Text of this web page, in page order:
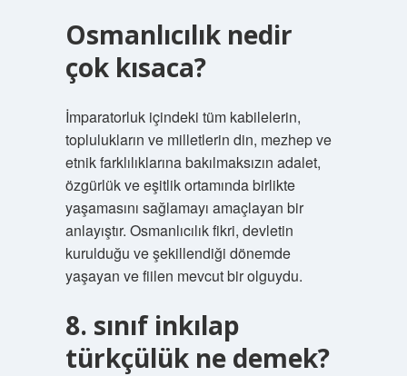
Osmanlıcılık nedir
çok kısaca?
İmparatorluk içindeki tüm kabilelerin,
toplulukların ve milletlerin din, mezhep ve
etnik farklılıklarına bakılmaksızın adalet,
özgürlük ve eşitlik ortamında birlikte
yaşamasını sağlamayı amaçlayan bir
anlayıştır. Osmanlıcılık fikri, devletin
kurulduğu ve şekillendiği dönemde
yaşayan ve fiilen mevcut bir olguydu.
8. sınıf inkılap
türkçülük ne demek?